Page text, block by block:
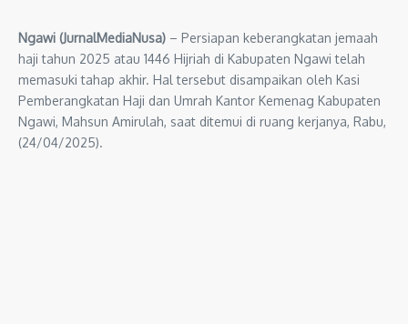
Ngawi (JurnalMediaNusa) – Persiapan keberangkatan jemaah
haji tahun 2025 atau 1446 Hijriah di Kabupaten Ngawi telah
memasuki tahap akhir. Hal tersebut disampaikan oleh Kasi
Pemberangkatan Haji dan Umrah Kantor Kemenag Kabupaten
Ngawi, Mahsun Amirulah, saat ditemui di ruang kerjanya, Rabu,
(24/04/2025).